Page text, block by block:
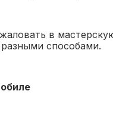
в
способами.